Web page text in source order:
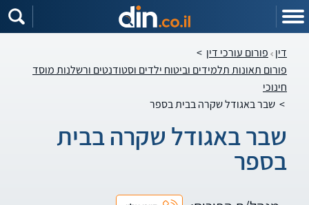
דין פורום עורכי דין >
פורום תאונות תלמידים וביטוח ילדים וסטודנטים ורשלנות מוסד
חינוכי
> שבר באגודל שקרה בבית בספר
שבר באגודל שקרה בבית
בספר